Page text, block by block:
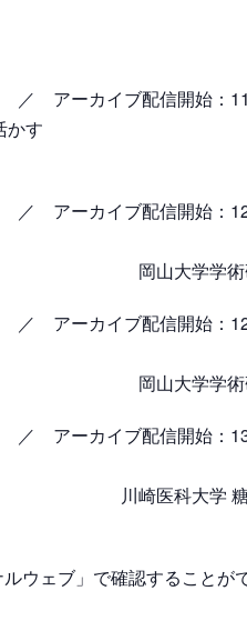
／ アーカイブ配信開始：
かす
／ アーカイブ配信開始：
岡山大学学
／ アーカイブ配信開始：
岡山大学学
／ アーカイブ配信開始：
川崎医科大学
ウェブ」で確認することが